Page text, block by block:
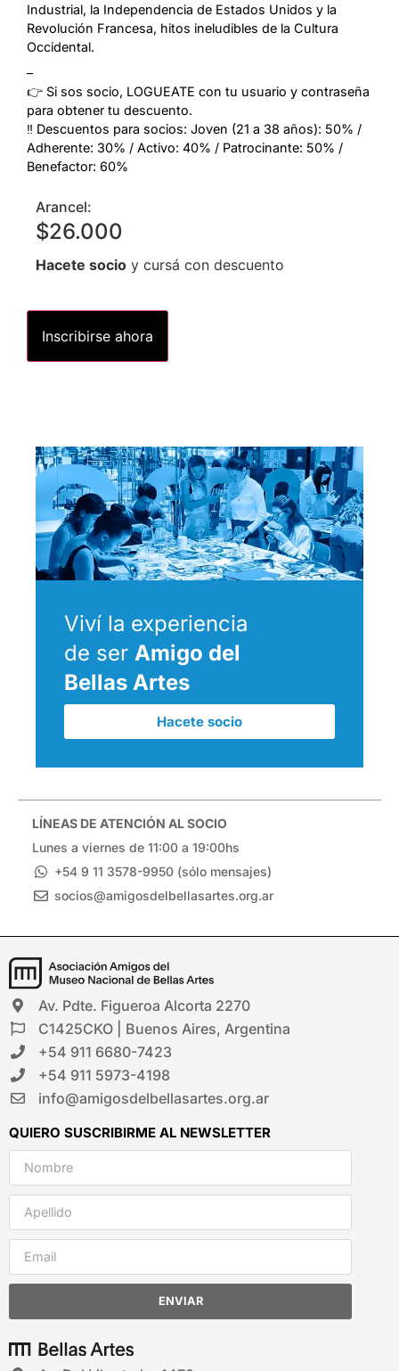
Industrial, la Independencia de Estados Unidos y la
Revolución Francesa, hitos ineludibles de la Cultura
Occidental.
–
👉 Si sos socio, LOGUEATE con tu usuario y contraseña
para obtener tu descuento.
‼️ Descuentos para socios: Joven (21 a 38 años): 50% /
Adherente: 30% / Activo: 40% / Patrocinante: 50% /
Benefactor: 60%
Arancel:
$26.000
Hacete socio y cursá con descuento
Inscribirse ahora
Viví la experiencia
de ser Amigo del
Bellas Artes
Hacete socio
LÍNEAS DE ATENCIÓN AL SOCIO
Lunes a viernes de 11:00 a 19:00hs
+54 9 11 3578-9950 (sólo mensajes)
socios@amigosdelbellasartes.org.ar
Av. Pdte. Figueroa Alcorta 2270
C1425CKO | Buenos Aires, Argentina
+54 911 6680-7423
+54 911 5973-4198
info@amigosdelbellasartes.org.ar
QUIERO SUSCRIBIRME AL NEWSLETTER
ENVIAR